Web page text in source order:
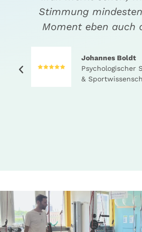
Stimmung
Moment eben auch
Johannes Boldt
Psychologischer
&